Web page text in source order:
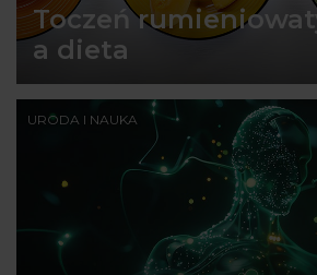
Toczeń
a dieta
URODA I NAUKA